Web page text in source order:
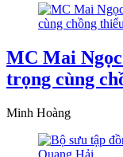
MC Mai Ngọc
trọng cùng
Minh Hoàng